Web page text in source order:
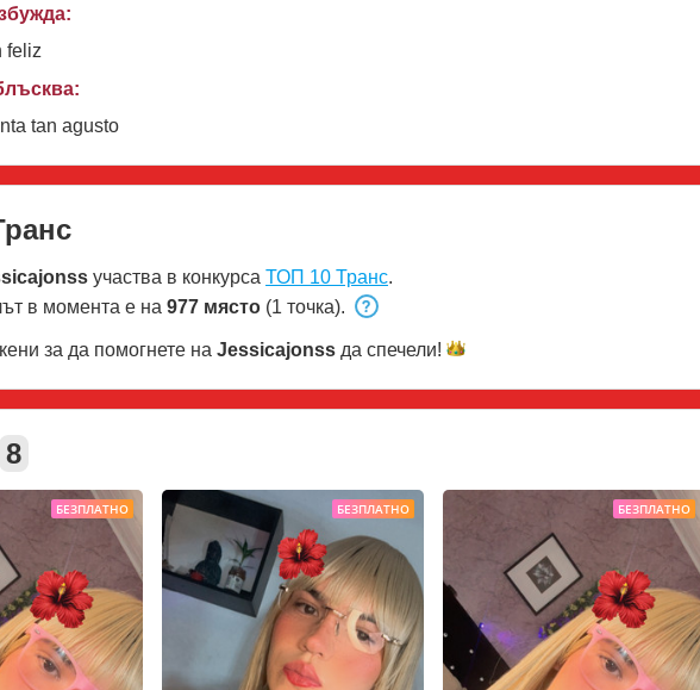
feliz
tan agusto
участва в конкурса ТОП 10 Транс.
в момента е на 977 място (1 точка).
за да помогнете на Jessicajonss да спечели!
8
БЕЗПЛАТНО БЕЗПЛАТНО БЕЗПЛАТНО